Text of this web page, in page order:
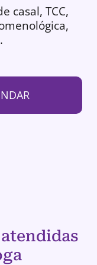
casal, TCC,